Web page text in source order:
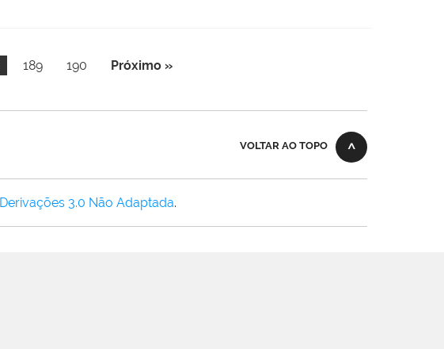
189 190 Próximo »
VOLTAR AO TOPO
3.0 Não Adaptada.